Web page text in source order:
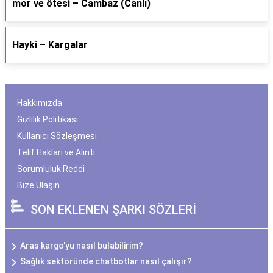
​mor ve ötesi – Cambaz (Canlı)
Hayki – Kargalar
Hakkımızda
Gizlilik Politikası
Kullanıcı Sözleşmesi
Telif Hakları ve Alıntı
Sorumluluk Reddi
Bize Ulaşın
SON EKLENEN ŞARKI SÖZLERİ
Aras kargo'yu nasıl bulabilirim?
Sağlık sektöründe chatbotlar nasıl çalışır?